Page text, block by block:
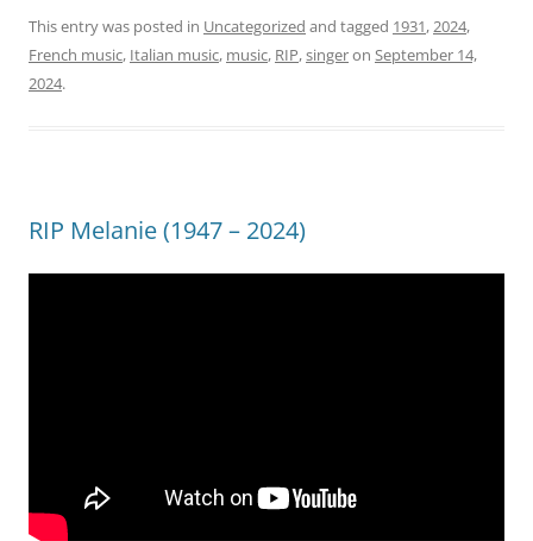
This entry was posted in Uncategorized and tagged 1931,2024,
French music, Italian music, music, RIP,singeron September 14,
2024.
RIP Melanie (1947 – 2024)